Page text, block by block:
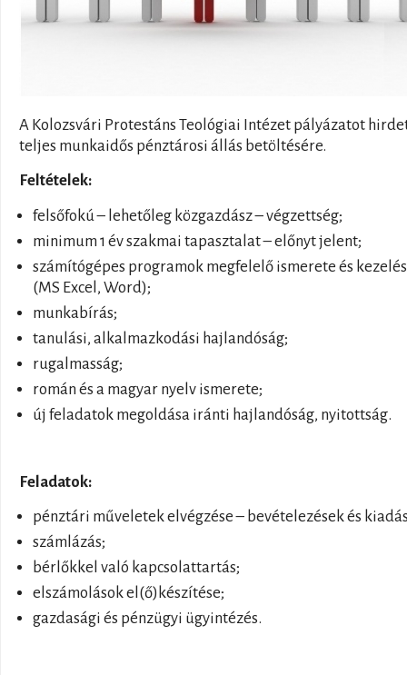
A Kolozsvári Protestáns Teológiai Intézet pályázatot
teljes munkaidős pénztárosi állás betöltésére.
Feltételek:
felsőfokú – lehetőleg közgazdász – végzettség;
minimum 1 év szakmai tapasztalat – előnyt jelent;
számítógépes programok megfelelő ismerete és
(MS Excel, Word);
munkabírás;
tanulási, alkalmazkodási hajlandóság;
rugalmasság;
román és a magyar nyelv ismerete;
új feladatok megoldása iránti hajlandóság, nyitottság.
Feladatok:
pénztári műveletek elvégzése – bevételezések és
számlázás;
bérlőkkel való kapcsolattartás;
elszámolások el(ő)készítése;
gazdasági és pénzügyi ügyintézés.